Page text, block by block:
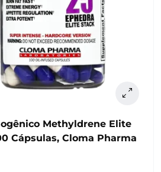
Methyldrene Elite
Cápsulas, Cloma Pharma